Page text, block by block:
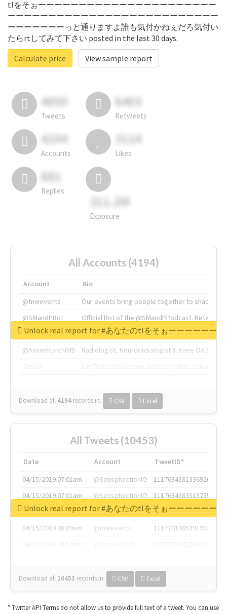
tlをそぉーーーーーーーーーーーーーーーーーーーーーー
ーーーーーーーーーーーーーーーーーーーーーーーーーー
ーーーーーーーっと通りますよ誰も気付かねぇだろ気付い
たらrtしてみて下さい posted in the last 30 days.
Calculate price
View sample report
4050
Tweets
6403
Retweets
4194
Accounts
3114
Likes
681
Replies
311.2M
Exposure
All Accounts (4194)
Account
Bio
@tnwevents
Our events bring people together to shape the
@SMandPBot
Official Bot of the @SMandPPodcast.
@thenextweb
The heart of tech.
@AmineKorchiMD
Radiologist, Neuroradiologist & Knee OA
Download all 4194 records in: CSV Excel
Unlock real report for #あなたのtlをそぉーーーーーー
All Tweets (10453)
Date Account
TweetID*
04/15/2019 07:01am
@SatisphactionIO
1117684381336920064
04/15/2019 07:01am
@SatisphactionIO
1117684383513755649
04/15/2019 07:03am
@annaercilla
1117684805876027392
04/15/2019 08:09am
@tnwevents
1117701405391953920
Download all 10453 records in: CSV Excel
Unlock real report for #あなたのtlをそぉーーーーーー
* Twitter API Terms do not allow us to provide full text of a tweet. You can use